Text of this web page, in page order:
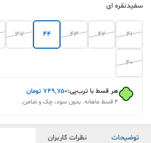
سفیدنقره ای
۴۱ ۴۲ ۴۳ ۴۴ 37
40
هر قسط با ترب‌پی:۷۴۹٬۷۵۰ تومان
۴ قسط ماهانه. بدون سود، چک و ضامن.
توضیحات نظرات کاربران